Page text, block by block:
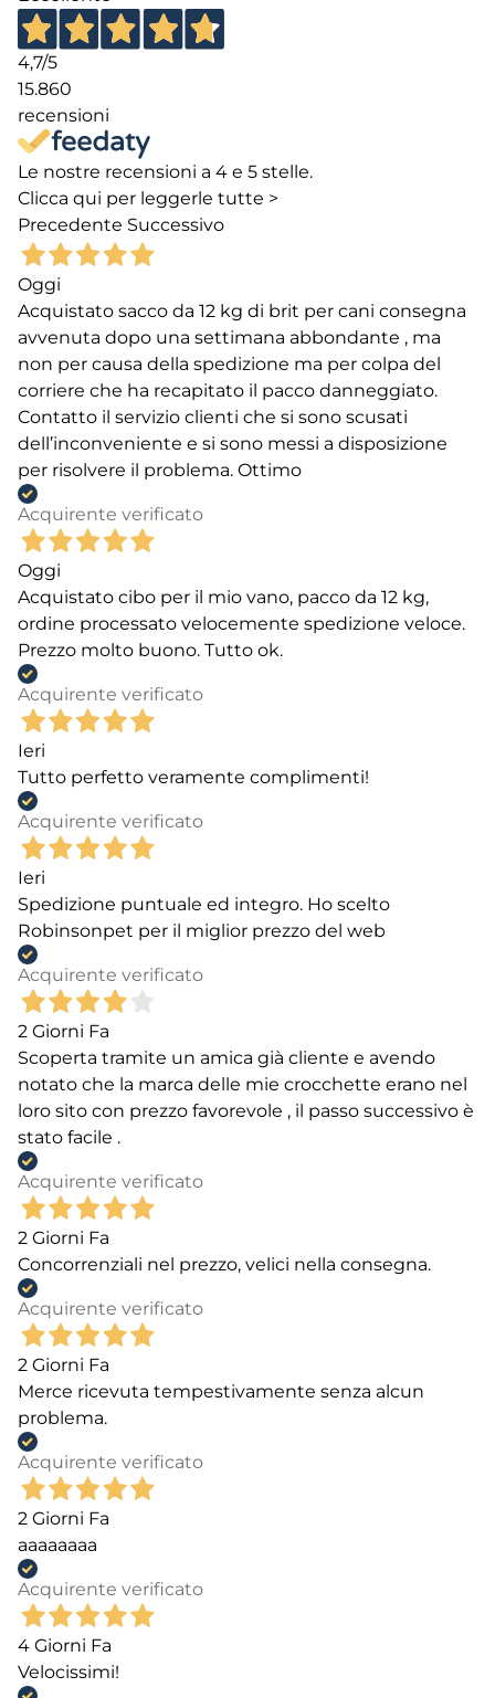
4,7/5
15.860
recensioni
Le nostre recensioni a 4 e 5 stelle.
Clicca qui per leggerle tutte >
Precedente Successivo
Oggi
Acquistato sacco da 12 kg di brit per cani consegna
avvenuta dopo una settimana abbondante , ma
non per causa della spedizione ma per colpa del
corriere che ha recapitato il pacco danneggiato.
Contatto il servizio clienti che si sono scusati
dell’inconveniente e si sono messi a disposizione
per risolvere il problema. Ottimo
Acquirente verificato
Oggi
Acquistato cibo per il mio vano, pacco da 12 kg,
ordine processato velocemente spedizione veloce.
Prezzo molto buono. Tutto ok.
Acquirente verificato
Ieri
Tutto perfetto veramente complimenti!
Acquirente verificato
Ieri
Spedizione puntuale ed integro. Ho scelto
Robinsonpet per il miglior prezzo del web
Acquirente verificato
2 Giorni Fa
Scoperta tramite un amica già cliente e avendo
notato che la marca delle mie crocchette erano nel
loro sito con prezzo favorevole , il passo successivo è
stato facile .
Acquirente verificato
2 Giorni Fa
Concorrenziali nel prezzo, velici nella consegna.
Acquirente verificato
2 Giorni Fa
Merce ricevuta tempestivamente senza alcun
problema.
Acquirente verificato
2 Giorni Fa
aaaaaaaa
Acquirente verificato
4 Giorni Fa
Velocissimi!